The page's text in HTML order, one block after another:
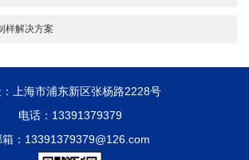
样解决方案
上海市浦东新区张杨路2228号
电话：13391379379
箱：13391379379@126.com